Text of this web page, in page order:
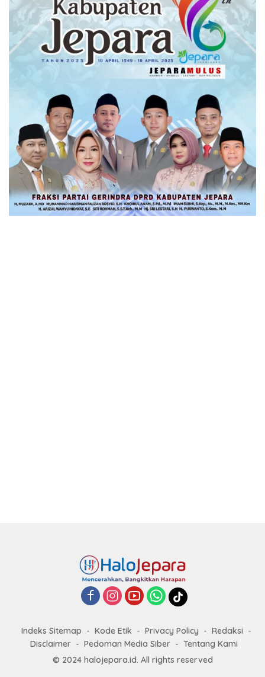
Indeks Sitemap Kode Etik Privacy Policy
Redaksi
Disclaimer
Pedoman Media Siber
Tentang Kami
© 2024 halojepara.id. All rights reserved